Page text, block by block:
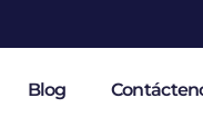
Blog